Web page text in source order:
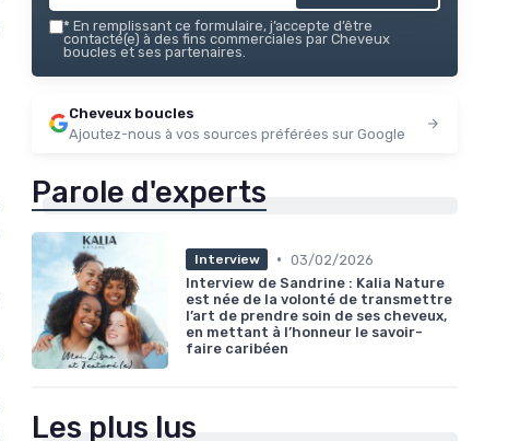
* En remplissant ce formulaire, j’accepte d’être
contacté(e) à des fins commerciales par Cheveux
boucles et ses partenaires.
Cheveux boucles
Ajoutez-nous à vos sources préférées sur Google
Parole d'experts
Interview • 03/02/2026
Interview de Sandrine : Kalia Nature
est née de la volonté de transmettre
l’art de prendre soin de ses cheveux,
en mettant à l’honneur le savoir-
faire caribéen
Les plus lus